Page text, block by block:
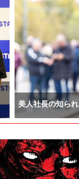
美人社長の知ら